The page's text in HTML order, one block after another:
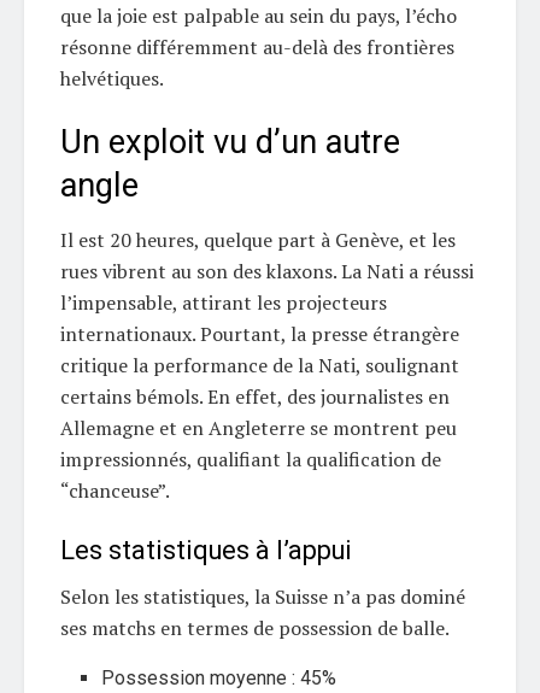
que la joie est palpable au sein du pays, l’écho
résonne différemment au-delà des frontières
helvétiques.
Un exploit vu d’un autre
angle
Il est 20 heures, quelque part à Genève, et les
rues vibrent au son des klaxons. La Nati a réussi
l’impensable, attirant les projecteurs
internationaux. Pourtant, la presse étrangère
critique la performance de la Nati, soulignant
certains bémols. En effet, des journalistes en
Allemagne et en Angleterre se montrent peu
impressionnés, qualifiant la qualification de
“chanceuse”.
Les statistiques à l’appui
Selon les statistiques, la Suisse n’a pas dominé
ses matchs en termes de possession de balle.
Possession moyenne : 45%